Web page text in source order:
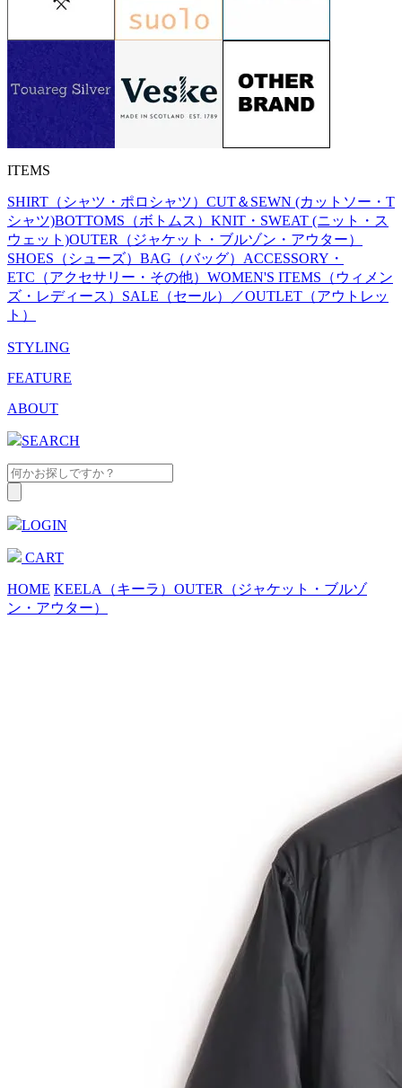
ITEMS
SHIRT（シャツ・ポロシャツ） CUT＆SEWN (カットソー・T
シャツ)BOTTOMS（ボトムス） KNIT・SWEAT (ニット・ス
ウェット)OUTER（ジャケット・ブルゾン・アウター）
SHOES（シューズ） BAG（バッグ） ACCESSORY・
ETC（アクセサリー・その他） WOMEN'S ITEMS（ウィメン
ズ・レディース） SALE（セール）／OUTLET（アウトレッ
ト）
STYLING
FEATURE
ABOUT
SEARCH
LOGIN
CART
HOME KEELA（キーラ） OUTER（ジャケット・ブルゾ
ン・アウター）